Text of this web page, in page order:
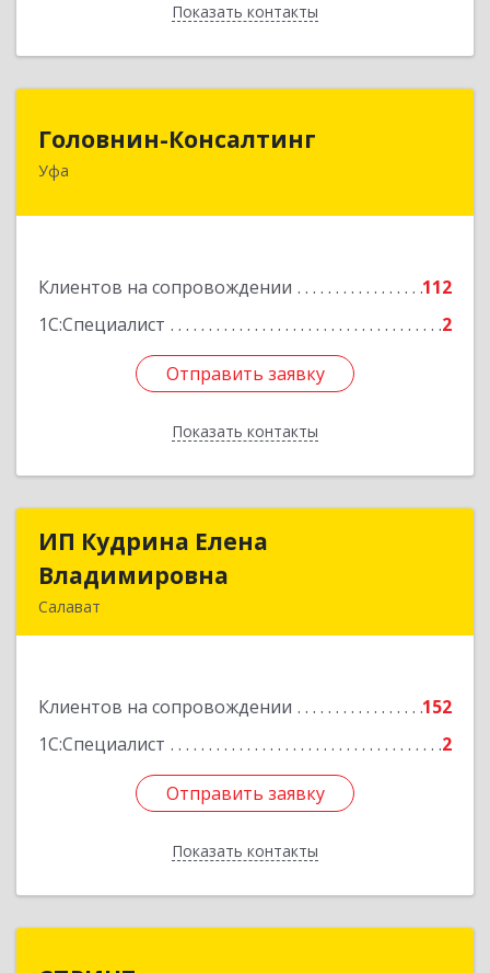
Показать контакты
Назад
Головнин-Консалтинг
Уфа
Клиентов на сопровождении
112
1С:Специалист
2
Отправить заявку
Показать контакты
450006, Башкортостан Респ, Уфа г, Ленина ул,
Отправить заявку
Назад
ИП Кудрина Елена
Владимировна
Салават
Клиентов на сопровождении
152
1С:Специалист
2
Отправить заявку
Показать контакты
ИП Кудрина Елена
Подробнее
Отправить заявку
Назад